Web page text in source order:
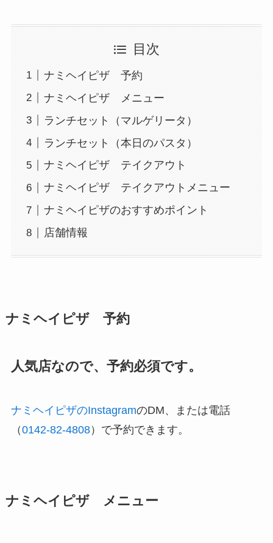
目次
ナミヘイピザ 予約
ナミヘイピザ メニュー
ランチセット（マルゲリータ）
ランチセット（本日のパスタ）
ナミヘイピザ テイクアウト
ナミヘイピザ テイクアウトメニュー
ナミヘイピザのおすすめポイント
店舗情報
ナミヘイピザ 予約
人気店なので、予約必須です。
ナミヘイピザのInstagramのDM、または電話
（0142-82-4808）で予約できます。
ナミヘイピザ メニュー